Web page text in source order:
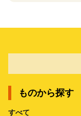
ものから探す
すべて